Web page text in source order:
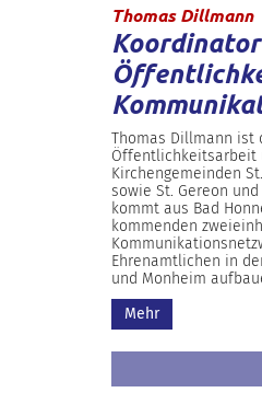
Thomas Dillmann:
Thomas Dillmann ist
Öffentlichkeitsarbeit
Kirchengemeinden
sowie St. Gereon
kommt aus Bad
kommenden
Ehrenamtlichen in
und Monheim
Mehr